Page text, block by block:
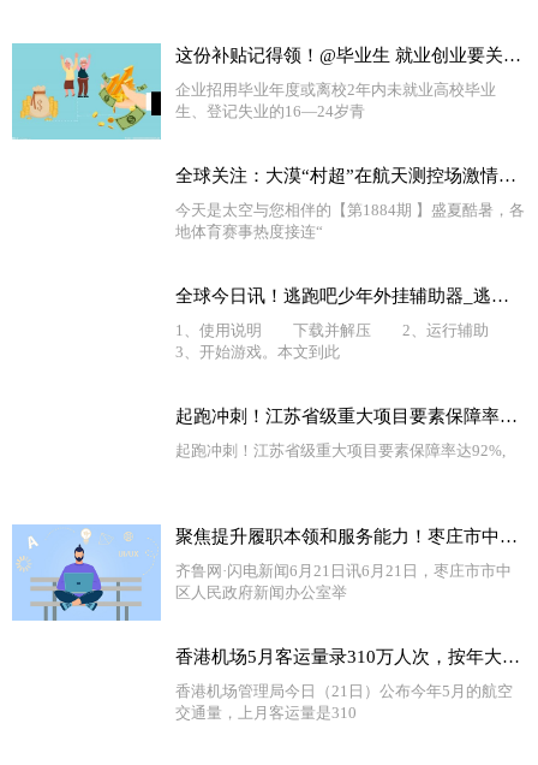
这份补贴记得领！@毕业生 就业创业要关注这些政策→ 环球新视野
企业招用毕业年度或离校2年内未就业高校毕业
生、登记失业的16—24岁青
全球关注：大漠“村超”在航天测控场激情开赛
今天是太空与您相伴的【第1884期 】盛夏酷暑，各
地体育赛事热度接连“
全球今日讯！逃跑吧少年外挂辅助器_逃跑少年外挂教学
1、使用说明 下载并解压 2、运行辅助
3、开始游戏。本文到此
起跑冲刺！江苏省级重大项目要素保障率达92%-全球热资讯
起跑冲刺！江苏省级重大项目要素保障率达92%,
聚焦提升履职本领和服务能力！枣庄市中文化路街道加强社区干部队伍建设 全球新消息
齐鲁网·闪电新闻6月21日讯6月21日，枣庄市市中
区人民政府新闻办公室举
香港机场5月客运量录310万人次，按年大增17倍 天天热头条
香港机场管理局今日（21日）公布今年5月的航空
交通量，上月客运量是310